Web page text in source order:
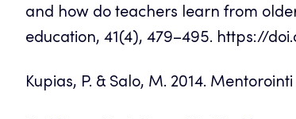
and how do teachers learn from
education, 41(4), 479–495. https://
Kupias, P. & Salo, M. 2014.